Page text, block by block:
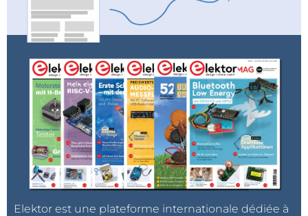
Elektor est une plateforme internationale dédiée à